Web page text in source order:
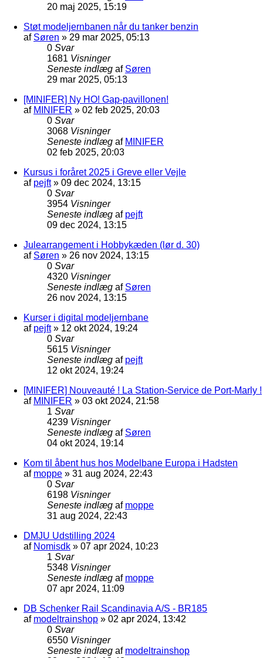
20 maj 2025, 15:19
Støt modeljernbanen når du tanker benzin
af Søren » 29 mar 2025, 05:13
0 Svar
1681 Visninger
Seneste indlæg af Søren
29 mar 2025, 05:13
[MINIFER] Ny HO! Gap-pavillonen!
af MINIFER » 02 feb 2025, 20:03
0 Svar
3068 Visninger
Seneste indlæg af MINIFER
02 feb 2025, 20:03
Kursus i foråret 2025 i Greve eller Vejle
af pejft» 09 dec 2024, 13:15
0 Svar
3954 Visninger
Seneste indlæg af pejft
09 dec 2024, 13:15
Julearrangement i Hobbykæden (lør d. 30)
af Søren » 26 nov 2024, 13:15
0 Svar
4320 Visninger
Seneste indlæg af Søren
26 nov 2024, 13:15
Kurser i digital modeljernbane
af pejft» 12 okt 2024, 19:24
0 Svar
5615 Visninger
Seneste indlæg af pejft
12 okt 2024, 19:24
[MINIFER] Nouveauté ! La Station-Service de Port-Marly !
af MINIFER » 03 okt 2024, 21:58
1 Svar
4239 Visninger
Seneste indlæg af Søren
04 okt 2024, 19:14
Kom til åbent hus hos Modelbane Europa i Hadsten
af moppe » 31 aug 2024, 22:43
0 Svar
6198 Visninger
Seneste indlæg af moppe
31 aug 2024, 22:43
DMJU Udstilling 2024
af Nomisdk » 07 apr 2024, 10:23
1 Svar
5348 Visninger
Seneste indlæg af moppe
07 apr 2024, 11:09
DB Schenker Rail Scandinavia A/S - BR185
af modeltrainshop » 02 apr 2024, 13:42
0 Svar
6550 Visninger
Seneste indlæg af modeltrainshop